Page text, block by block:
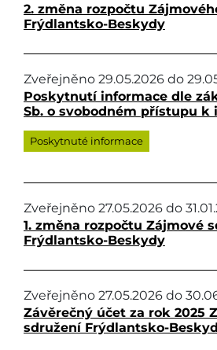
2. změna rozpočtu
Frýdlantsko-Beskydy
Zveřejněno 29.05.2026 do
Poskytnutí informace dle
Sb. o svobodném přístupu k
Poskytnuté informace
Zveřejněno 27.05.2026 do
1. změna rozpočtu Zájmové
Frýdlantsko-Beskydy
Zveřejněno 27.05.2026 do
Závěrečný účet za rok 2025
sdružení Frýdlantsko-